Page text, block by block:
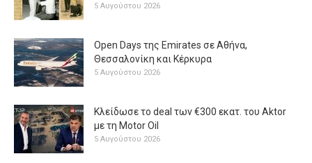
5 Αυγούστου 2026
Open Days της Emirates σε Αθήνα,
Θεσσαλονίκη και Κέρκυρα
5 Αυγούστου 2026
Κλείδωσε το deal των €300 εκατ. του Aktor
με τη Μotor Oil
5 Αυγούστου 2026